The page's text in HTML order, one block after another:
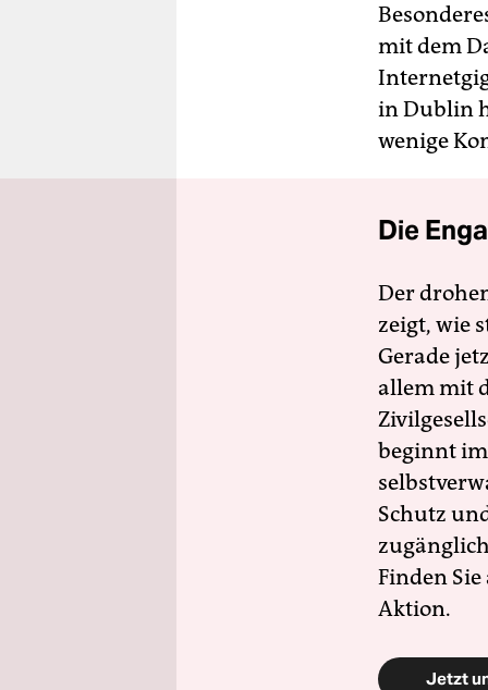
mit dem
in Dublin
wenige
Die
Der
zeigt, wie
Gerade
allem mit
beginnt
Schutz
Finden
Aktion.
Jetzt